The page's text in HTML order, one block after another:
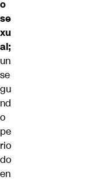
o
se
xu
al;
un
se
gu
nd
o
pe
rio
do
en